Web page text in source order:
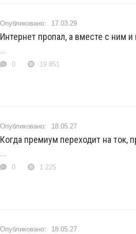
17.03.29
Интернет пропал, а вместе с ним
...
0
19 851
18.05.27
Когда премиум переходит на ток,
...
0
1 225
18.05.27